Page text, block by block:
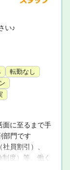
い♪
転勤なし
面に至るまで手
部門です
員割引）、
度）等、働く